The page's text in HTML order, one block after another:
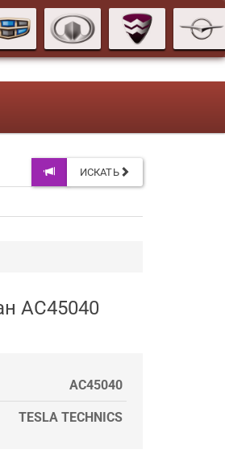
ИСКАТЬ
AC45040
AC45040
TESLA TECHNICS